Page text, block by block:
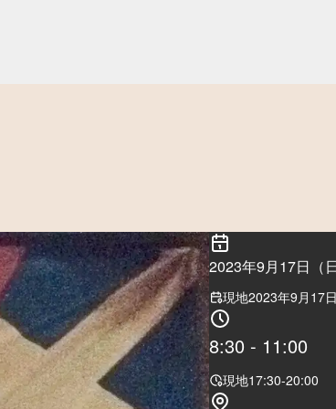
2023年9月17日（日
現地2023年9月17日
8:30 - 11:00
現地17:30-20:00